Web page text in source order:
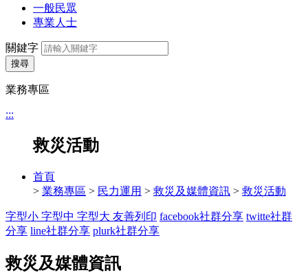
一般民眾
專業人士
關鍵字
搜尋
業務專區
:::
救災活動
首頁
> 業務專區 > 民力運用 > 救災及媒體資訊 > 救災活動
字型小 字型中 字型大 友善列印 facebook社群分享 twitte社群
分享 line社群分享 plurk社群分享
救災及媒體資訊